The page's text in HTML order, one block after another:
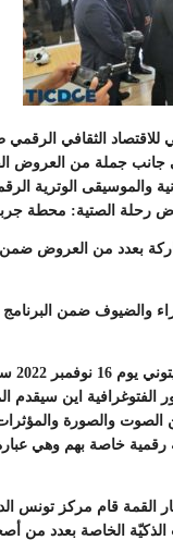
الثقافي الرقمي
درجة، إلى جانب جملة
والموسيقى الوترية
رحلة الصتية: محطة
بعدد من العروض
اين سيقدم
والصورة
رقمية خاصة بهم وهي
قام مركز تونس
الذكيّة الخاصة بعدد